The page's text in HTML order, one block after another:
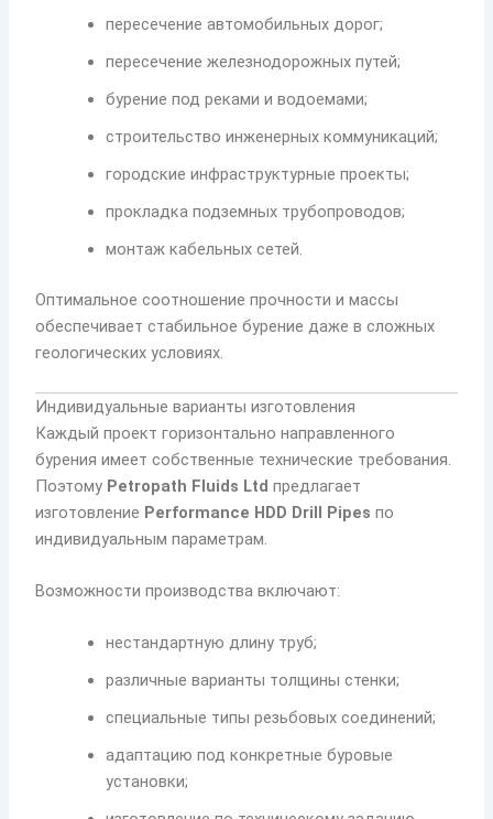
пересечение автомобильных дорог;
пересечение железнодорожных путей;
бурение под реками и водоемами;
строительство инженерных коммуникаций;
городские инфраструктурные проекты;
прокладка подземных трубопроводов;
монтаж кабельных сетей.
Оптимальное соотношение прочности и массы
обеспечивает стабильное бурение даже в сложных
геологических условиях.
Индивидуальные варианты изготовления
Каждый проект горизонтально направленного
бурения имеет собственные технические требования.
Поэтому Petropath Fluids Ltd предлагает
изготовление Performance HDD Drill Pipes по
индивидуальным параметрам.
Возможности производства включают:
нестандартную длину труб;
различные варианты толщины стенки;
специальные типы резьбовых соединений;
адаптацию под конкретные буровые
установки;